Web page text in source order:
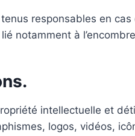
responsables en
à
intellectuelle et
logos, vidéos,